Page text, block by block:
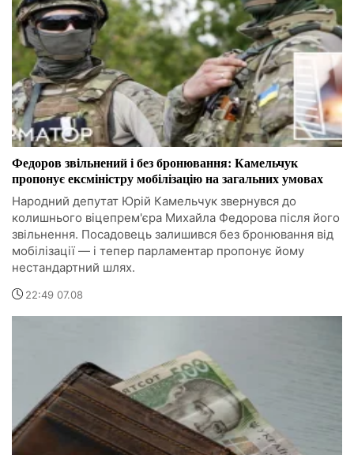
Федоров звільнений і без бронювання: Камельчук
пропонує ексміністру мобілізацію на загальних умовах
Народний депутат Юрій Камельчук звернувся до
колишнього віцепрем'єра Михайла Федорова після його
звільнення. Посадовець залишився без бронювання від
мобілізації — і тепер парламентар пропонує йому
нестандартний шлях.
22:49 07.08